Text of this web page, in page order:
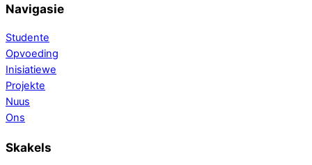
Navigasie
Studente
Opvoeding
Inisiatiewe
Projekte
Nuus
Ons
Skakels